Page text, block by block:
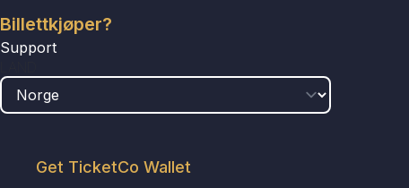
Billettkjøper?
Support
Get TicketCo Wallet